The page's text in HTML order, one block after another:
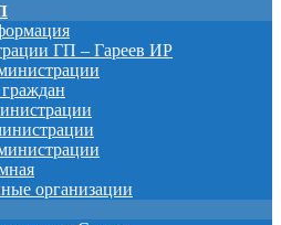
ГП – Гареев ИР
организации